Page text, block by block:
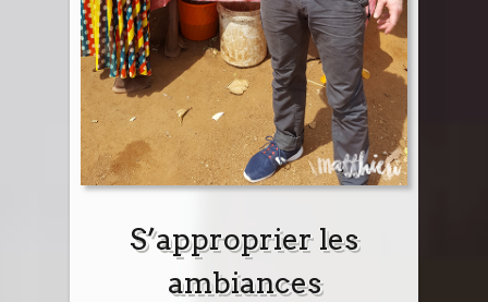
S’approprier les
ambiances